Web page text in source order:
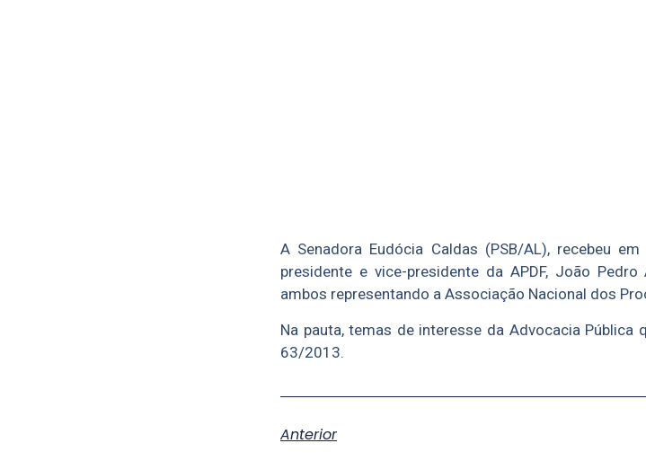
A Senadora Eudócia Caldas (PSB/AL), recebeu
presidente e vice-presidente da APDF, João
ambos representando a Associação Nacional dos
Na pauta, temas de interesse da Advocacia Pública
63/2013.
Anterior